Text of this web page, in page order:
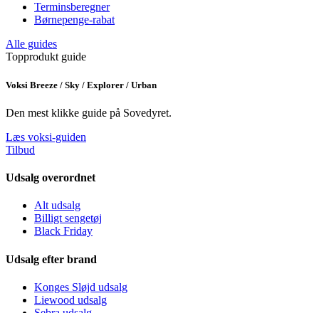
Terminsberegner
Børnepenge-rabat
Alle guides
Topprodukt guide
Voksi Breeze / Sky / Explorer / Urban
Den mest klikke guide på Sovedyret.
Læs voksi-guiden
Tilbud
Udsalg overordnet
Alt udsalg
Billigt sengetøj
Black Friday
Udsalg efter brand
Konges Sløjd udsalg
Liewood udsalg